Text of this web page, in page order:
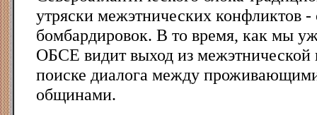
утряски межэтнических конфликтов
бомбардировок. В то время, как мы
ОБСЕ видит выход из межэтнической
поиске диалога между
общинами.